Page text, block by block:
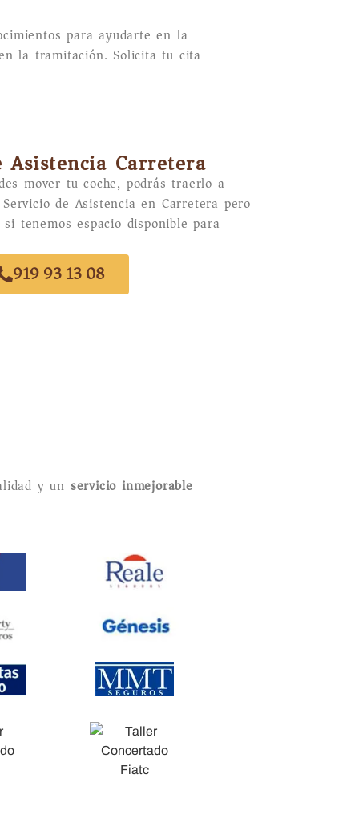
para ayudarte en la
la tramitación. Solicita tu cita
Asistencia Carretera
mover tu coche, podrás traerlo a
de Asistencia en Carretera pero
tenemos espacio disponible para
919 93 13 08
y un servicio inmejorable